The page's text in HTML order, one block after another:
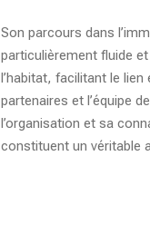
Son parcours dans
particulièrement fluide
l’habitat, facilitant le lien
partenaires et l’équipe
l’organisation et sa
constituent un véritable